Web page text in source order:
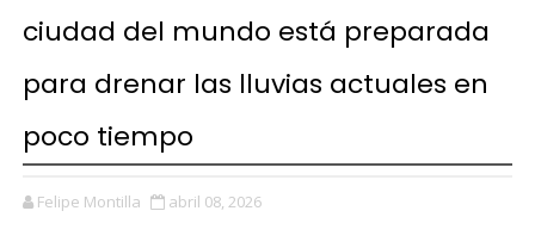
ciudad del mundo está preparada
para drenar las lluvias actuales en
poco tiempo
Felipe Montilla abril 08, 2026